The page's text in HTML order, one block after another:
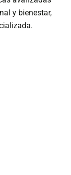
y bienestar,